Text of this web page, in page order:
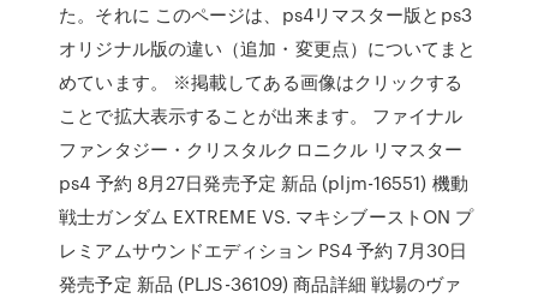
た。それに このページは、ps4リマスター版とps3
オリジナル版の違い（追加・変更点）についてまと
めています。 ※掲載してある画像はクリックする
ことで拡大表示することが出来ます。 ファイナル
ファンタジー・クリスタルクロニクル リマスター
ps4 予約 8月27日発売予定 新品 (pljm-16551) 機動
戦士ガンダム EXTREME VS. マキシブーストON プ
レミアムサウンドエディション PS4 予約 7月30日
発売予定 新品 (PLJS-36109) 商品詳細 戦場のヴァ